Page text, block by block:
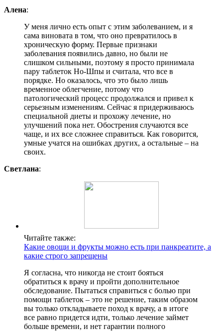
Алена:
У меня лично есть опыт с этим заболеванием, и я
сама виновата в том, что оно превратилось в
хроническую форму. Первые признаки
заболевания появились давно, но были не
слишком сильными, поэтому я просто принимала
пару таблеток Но-Шпы и считала, что все в
порядке. Но оказалось, что это было лишь
временное облегчение, потому что
патологический процесс продолжался и привел к
серьезным изменениям. Сейчас я придерживаюсь
специальной диеты и прохожу лечение, но
улучшений пока нет. Обострения случаются все
чаще, и их все сложнее справиться. Как говорится,
умные учатся на ошибках других, а остальные – на
своих.
Светлана:
Читайте также:
Какие овощи и фрукты можно есть при панкреатите, а
какие строго запрещены
Я согласна, что никогда не стоит бояться
обратиться к врачу и пройти дополнительное
обследование. Пытаться справиться с болью при
помощи таблеток – это не решение, таким образом
вы только откладываете поход к врачу, а в итоге
все равно придется идти, только лечение займет
больше времени, и нет гарантии полного